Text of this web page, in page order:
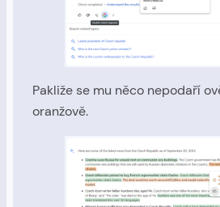
Pakliže se mu něco nepodaří
oranžově.